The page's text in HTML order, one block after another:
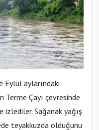
Eylül aylarındaki
Terme Çayı çevresinde
Sağanak yağış
teyakkuzda olduğunu